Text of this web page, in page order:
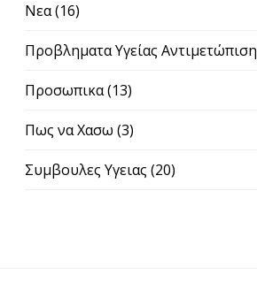
Νεα(16)
Προβληματα Υγείας Αντιμετώπιση
Προσωπικα(13)
Πως να Χασω (3)
Συμβουλες Υγειας (20)